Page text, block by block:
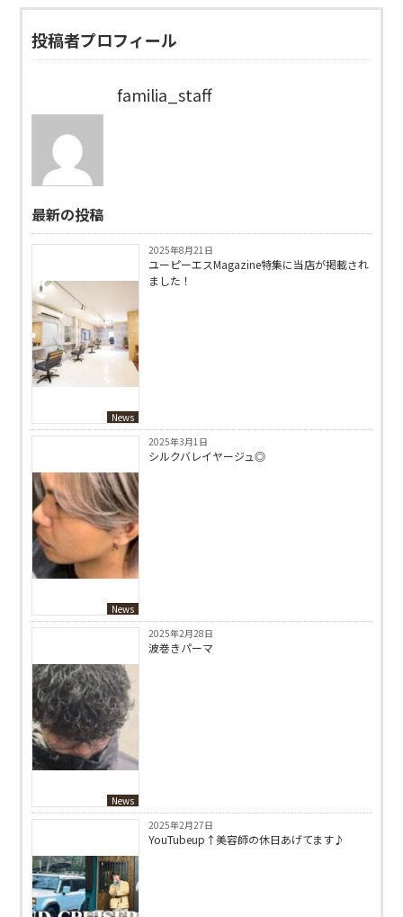
投稿者プロフィール
familia_staff
最新の投稿
News
2025年8月21日
ユーピーエスMagazine特集に当店が掲載され
ました！
News
2025年3月1日
シルクバレイヤージュ◎
News
2025年2月28日
波巻きパーマ
2025年2月27日
YouTubeup↑美容師の休日あげてます♪